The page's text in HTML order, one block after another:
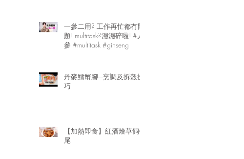
一參二用? 工作再忙都冇問
題! multitask?濕濕碎啦! #人
參 #multitask #ginseng
丹麥鱈蟹腳─烹調及拆殼技
巧
【加熱即食】紅酒燴草飼牛
尾